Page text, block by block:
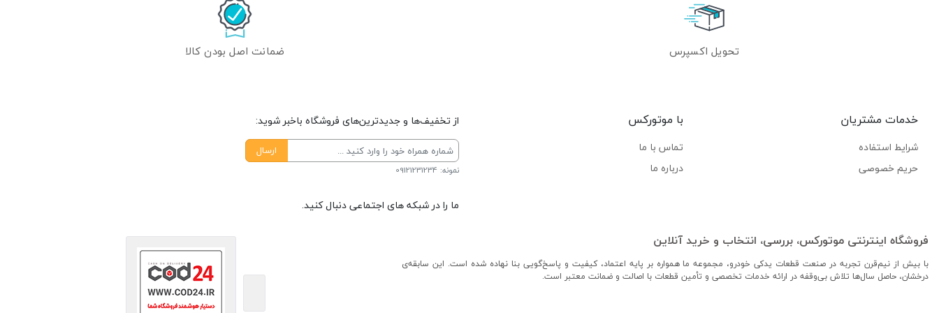
تحویل اکسپرس ضمانت اصل بودن کالا
خدمات مشتریان
شرایط استفاده
حریم خصوصی
با موتورکس
تماس با ما
درباره ما
از تخفیف‌ها و جدیدترین‌های فروشگاه باخبر شوید:
ارسال
نمونه: 09121231234
ما را در شبکه های اجتماعی دنبال کنید.
فروشگاه اینترنتی موتورکس، بررسی، انتخاب و خرید آنلاین
با بیش از نیم‌قرن تجربه در صنعت قطعات یدکی خودرو، مجموعه ما همواره بر پایه اعتماد، کیفیت و پاسخ‌گویی بنا نهاده شده است. این سابقه‌ی
درخشان، حاصل سال‌ها تلاش بی‌وقفه در ارائه خدمات تخصصی و تأمین قطعات با اصالت و ضمانت معتبر است.